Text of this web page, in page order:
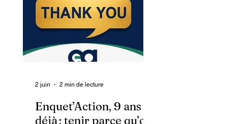
Enquet’Action, 9 ans
déjà : tenir parce qu’on
2 juin 2 min de lecture